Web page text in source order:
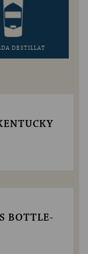
DESTILLAT
BOTTLE-